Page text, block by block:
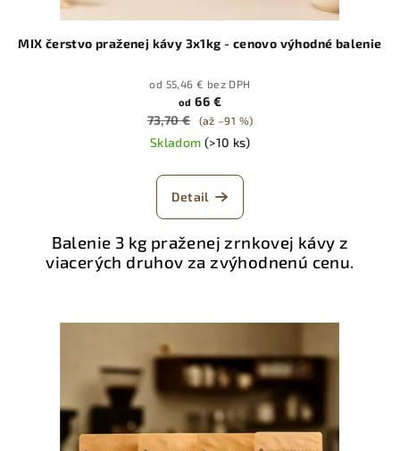
MIX čerstvo praženej kávy 3x1kg - cenovo výhodné balenie
od 55,46 € bez DPH
od 66 €
73,70 €
(až –91 %)
Skladom (>10 ks)
Detail
Balenie 3 kg praženej zrnkovej kávy z
viacerých druhov za zvýhodnenú cenu.